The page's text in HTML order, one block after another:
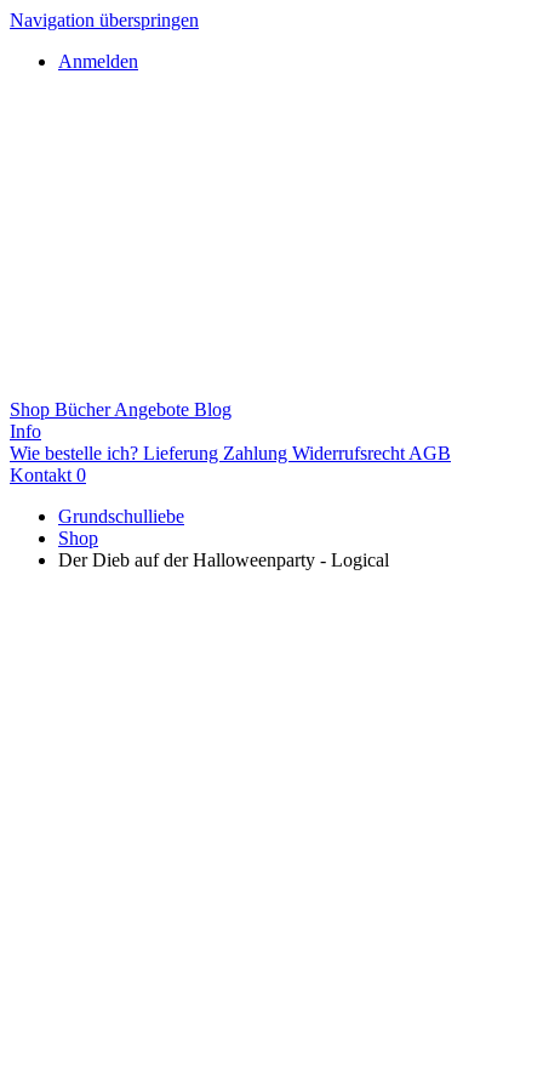
Navigation überspringen
Anmelden
Shop BücherAngebote Blog
Info
Wie bestelle ich? Lieferung Zahlung Widerrufsrecht AGB
Kontakt 0
Grundschulliebe
Shop
Der Dieb auf der Halloweenparty - Logical